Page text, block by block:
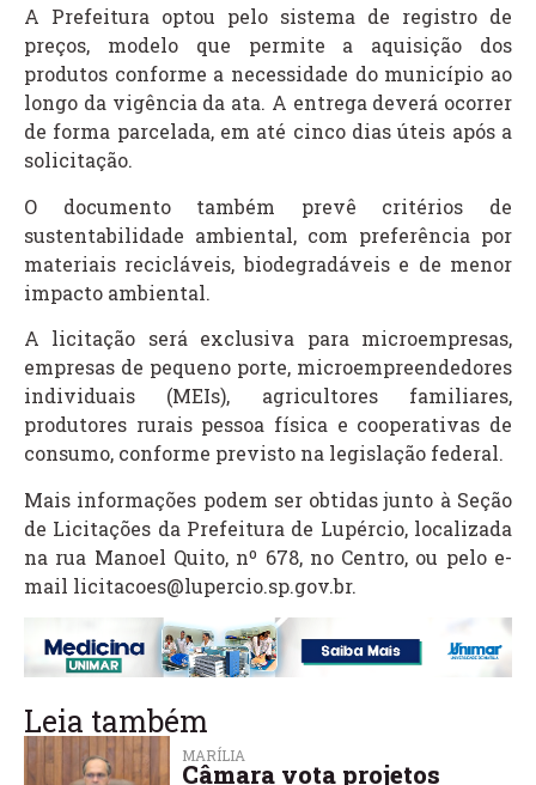
A Prefeitura optou pelo sistema de registro de
preços, modelo que permite a aquisição dos
produtos conforme a necessidade do município ao
longo da vigência da ata. A entrega deverá ocorrer
de forma parcelada, em até cinco dias úteis após a
solicitação.
O documento também prevê critérios de
sustentabilidade ambiental, com preferência por
materiais recicláveis, biodegradáveis e de menor
impacto ambiental.
A licitação será exclusiva para microempresas,
empresas de pequeno porte, microempreendedores
individuais (MEIs), agricultores familiares,
produtores rurais pessoa física e cooperativas de
consumo, conforme previsto na legislação federal.
Mais informações podem ser obtidas junto à Seção
de Licitações da Prefeitura de Lupércio, localizada
na rua Manoel Quito, nº 678, no Centro, ou pelo e-
mail licitacoes@lupercio.sp.gov.br.
Leia também
MARÍLIA
Câmara vota projetos